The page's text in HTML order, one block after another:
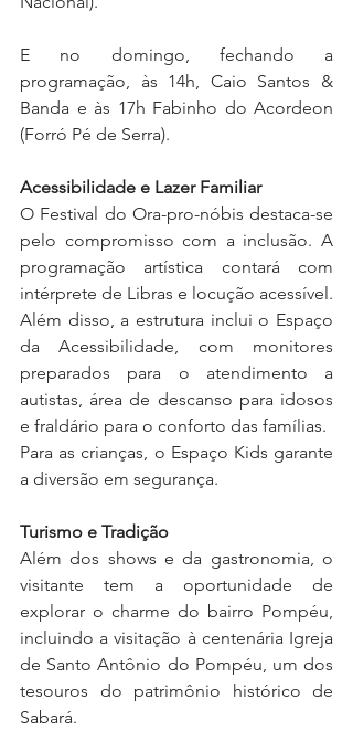
E no domingo, fechando a
programação, às 14h, Caio Santos &
Banda e às 17h Fabinho do Acordeon
(Forró Pé de Serra).
Acessibilidade e Lazer Familiar
O Festival do Ora-pro-nóbis destaca-se
pelo compromisso com a inclusão. A
programação artística contará com
intérprete de Libras e locução acessível.
Além disso, a estrutura inclui o Espaço
da Acessibilidade, com monitores
preparados para o atendimento a
autistas, área de descanso para idosos
e fraldário para o conforto das famílias.
Para as crianças, o Espaço Kids garante
a diversão em segurança.
Turismo e Tradição
Além dos shows e da gastronomia, o
visitante tem a oportunidade de
explorar o charme do bairro Pompéu,
incluindo a visitação à centenária Igreja
de Santo Antônio do Pompéu, um dos
tesouros do patrimônio histórico de
Sabará.